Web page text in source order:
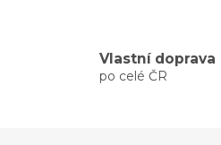
Vlastní doprava
po celé ČR